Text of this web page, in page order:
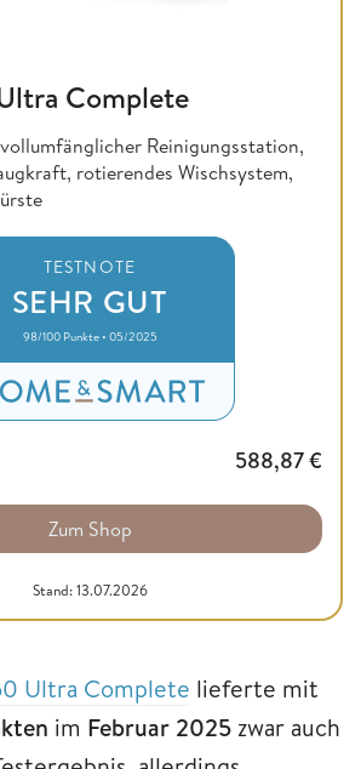
Complete
Reinigungsstation,
rotierendes Wischsystem,
TESTNOTE
SEHR GUT
98/100 Punkte • 05/2025
588,87€
Zum Shop
Stand: 13.07.2026
Ultra Complete lieferte mit
im Februar 2025zwar auch